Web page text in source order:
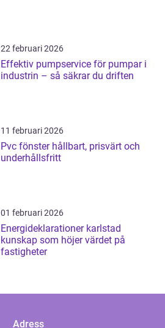
22 februari 2026
Effektiv pumpservice för pumpar i
industrin – så säkrar du driften
11 februari 2026
Pvc fönster hållbart, prisvärt och
underhållsfritt
01 februari 2026
Energideklarationer karlstad
kunskap som höjer värdet på
fastigheter
Adress